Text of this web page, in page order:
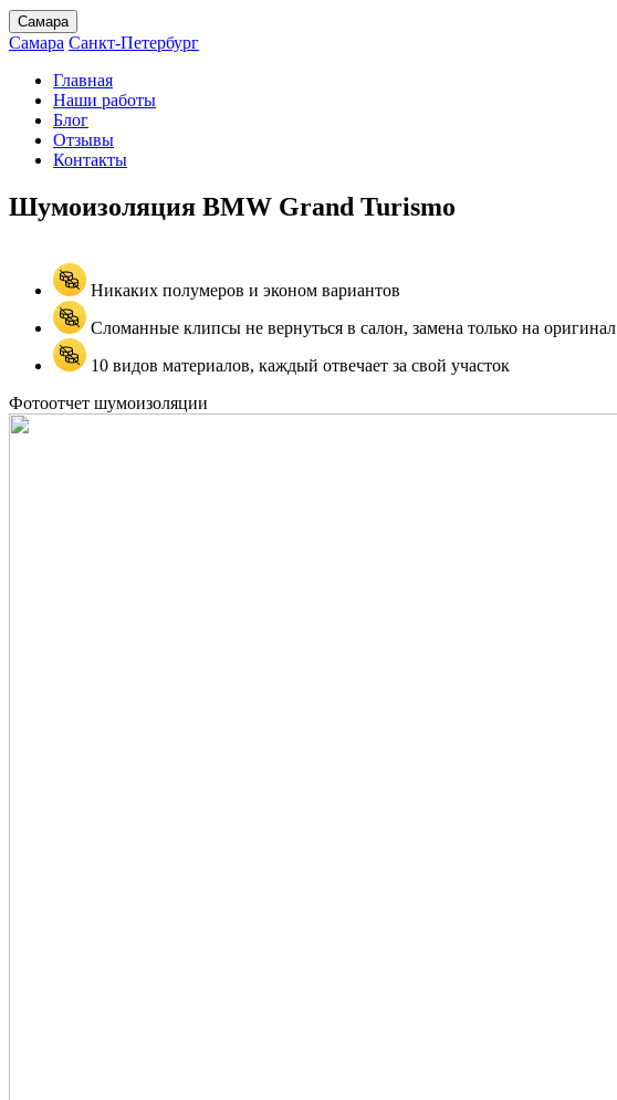
Самара
Самара Санкт-Петербург
Главная
Наши работы
Блог
Отзывы
Контакты
Шумоизоляция BMW Grand Turismo
Никаких полумеров и эконом вариантов
Сломанные клипсы не вернуться в салон, замена только на оригинал
10 видов материалов, каждый отвечает за свой участок
Фотоотчет шумоизоляции